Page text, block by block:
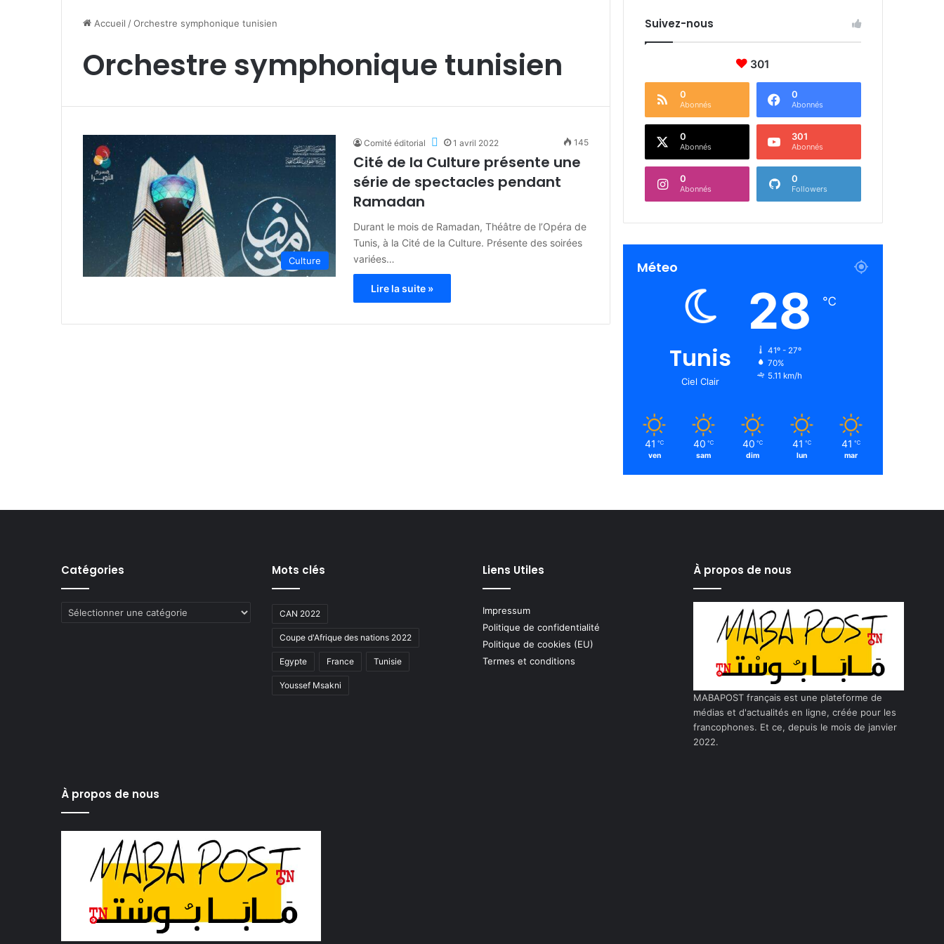
Accueil /Orchestre symphonique tunisien
Orchestre symphonique tunisien
Culture
Comité éditorial 1 avril 2022 145
Cité de la Culture présente une
série de spectacles pendant
Ramadan
Durant le mois de Ramadan, Théâtre de l’Opéra de
Tunis, à la Cité de la Culture. Présente des soirées
variées…
Lire la suite »
Suivez-nous
301
0
Abonnés
0
Abonnés
0
Abonnés
301
Abonnés
0
Abonnés
0
Followers
Méteo
Tunis
Ciel Clair
28 ℃
41º - 27º
70%
5.11 km/h
41 ℃
ven
40 ℃
sam
40 ℃
dim
41 ℃
lun
41 ℃
mar
Catégories
Catégories
Mots clés
CAN 2022
Coupe d'Afrique des nations 2022
Egypte France Tunisie
Youssef Msakni
Liens Utiles
Impressum
Politique de confidentialité
Politique de cookies (EU)
Termes et conditions
À propos de nous
MABAPOST français est une plateforme de
médias et d'actualités en ligne, créée pour les
francophones. Et ce, depuis le mois de janvier
2022.
À propos de nous